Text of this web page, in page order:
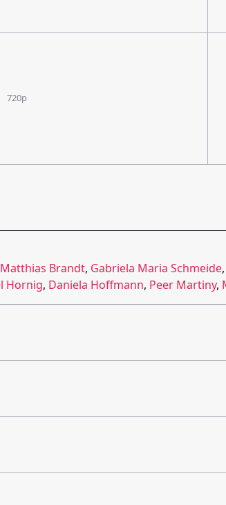
720p
Matthias Brandt, Gabriela Maria Schmeide,
Hornig, Daniela Hoffmann, Peer Martiny,